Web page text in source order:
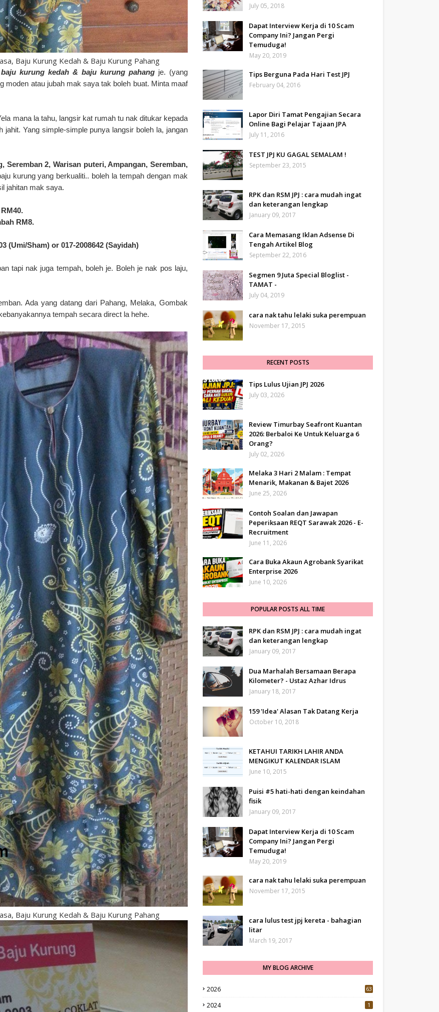
Baju Kurung Kedah & Baju Kurung Pahang
kurung kedah & baju kurung pahang je. (yang
moden atau jubah mak saya tak boleh buat. Minta maaf
mana la tahu, langsir kat rumah tu nak ditukar kepada
Yang simple-simple punya langsir boleh la, jangan
Seremban 2, Warisan puteri, Ampangan, Seremban,
kurung yang berkualiti.. boleh la tempah dengan mak
jahitan mak saya.
RM8.
(Umi/Sham) or 017-2008642 (Sayidah)
tapi nak juga tempah, boleh je. Boleh je nak pos laju,
Ada yang datang dari Pahang, Melaka, Gombak
tempah secara direct la hehe.
Baju Kurung Kedah & Baju Kurung Pahang
July 05, 2018
Dapat Interview Kerja di 10 Scam
Company Ini? Jangan Pergi
Temuduga!
May 20, 2019
Tips Berguna Pada Hari Test JPJ
February 04, 2016
Lapor Diri Tamat Pengajian Secara
Online Bagi Pelajar Tajaan JPA
July 11, 2016
TEST JPJ KU GAGAL SEMALAM !
September 23, 2015
RPK dan RSM JPJ : cara mudah ingat
dan keterangan lengkap
January 09, 2017
Cara Memasang Iklan Adsense Di
Tengah Artikel Blog
September 22, 2016
Segmen 9 Juta Special Bloglist -
TAMAT -
July 04, 2019
cara nak tahu lelaki suka perempuan
November 17, 2015
RECENT POSTS
Tips Lulus Ujian JPJ 2026
July 03, 2026
Review Timurbay Seafront Kuantan
2026: Berbaloi Ke Untuk Keluarga 6
Orang?
July 02, 2026
Melaka 3 Hari 2 Malam : Tempat
Menarik, Makanan & Bajet 2026
June 25, 2026
Contoh Soalan dan Jawapan
Peperiksaan REQT Sarawak 2026 - E-
Recruitment
June 11, 2026
Cara Buka Akaun Agrobank Syarikat
Enterprise 2026
June 10, 2026
POPULAR POSTS ALL TIME
RPK dan RSM JPJ : cara mudah ingat
dan keterangan lengkap
January 09, 2017
Dua Marhalah Bersamaan Berapa
Kilometer? - Ustaz Azhar Idrus
January 18, 2017
159 'Idea' Alasan Tak Datang Kerja
October 10, 2018
KETAHUI TARIKH LAHIR ANDA
MENGIKUT KALENDAR ISLAM
June 10, 2015
Puisi #5 hati-hati dengan keindahan
fisik
January 09, 2017
Dapat Interview Kerja di 10 Scam
Company Ini? Jangan Pergi
Temuduga!
May 20, 2019
cara nak tahu lelaki suka perempuan
November 17, 2015
cara lulus test jpj kereta - bahagian
litar
March 19, 2017
MY BLOG ARCHIVE
2026 63
2024 1